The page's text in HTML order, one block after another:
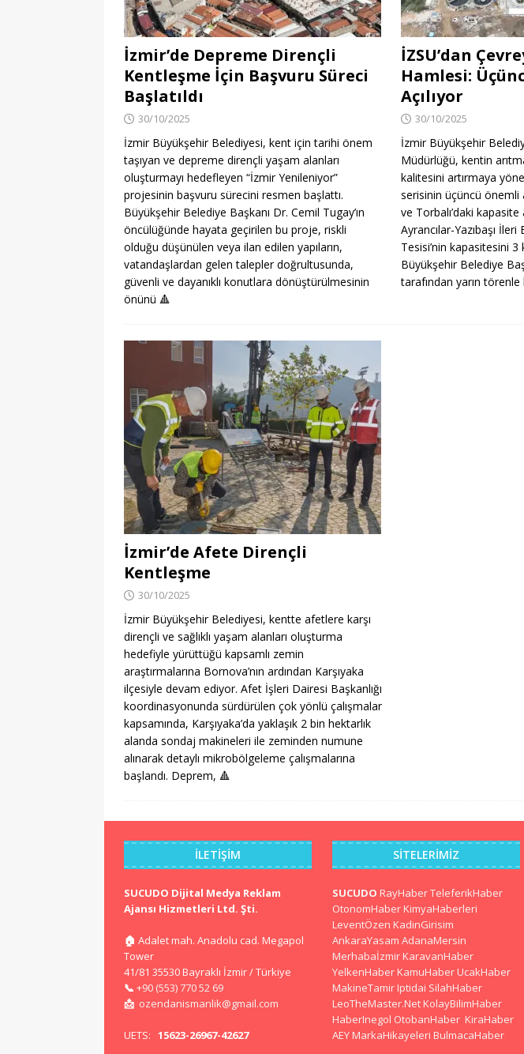
İzmir’de Depreme Dirençli
Kentleşme İçin Başvuru Süreci
Başlatıldı
30/10/2025
İzmir Büyükşehir Belediyesi, kent için tarihi önem
taşıyan ve depreme dirençli yaşam alanları
oluşturmayı hedefleyen “İzmir Yenileniyor”
projesinin başvuru sürecini resmen başlattı.
Büyükşehir Belediye Başkanı Dr. Cemil Tugay’ın
öncülüğünde hayata geçirilen bu proje, riskli
olduğu düşünülen veya ilan edilen yapıların,
vatandaşlardan gelen talepler doğrultusunda,
güvenli ve dayanıklı konutlara dönüştürülmesinin
önünü 🔺
İZSU’dan
Hamlesi:
Açılıyor
30/10/2025
İzmir Büyükşehir
Müdürlüğü, kentin
kalitesini artırmaya
serisinin üçüncü önemli
ve Torbalı’daki kapasite
Ayrancılar-Yazıbaşı
Tesisi’nin kapasitesini
Büyükşehir Belediye
tarafından yarın
İzmir’de Afete Dirençli
Kentleşme
30/10/2025
İzmir Büyükşehir Belediyesi, kentte afetlere karşı
dirençli ve sağlıklı yaşam alanları oluşturma
hedefiyle yürüttüğü kapsamlı zemin
araştırmalarına Bornova’nın ardından Karşıyaka
ilçesiyle devam ediyor. Afet İşleri Dairesi Başkanlığı
koordinasyonunda sürdürülen çok yönlü çalışmalar
kapsamında, Karşıyaka’da yaklaşık 2 bin hektarlık
alanda sondaj makineleri ile zeminden numune
alınarak detaylı mikrobölgeleme çalışmalarına
başlandı. Deprem, 🔺
İLETIŞIM
SUCUDO Dijital Medya Reklam
Ajansı Hizmetleri Ltd. Şti.
🏠 Adalet mah. Anadolu cad. Megapol
Tower
41/81 35530 Bayraklı İzmir / Türkiye
📞 +90 (553) 770 52 69
📩 ozendanismanlik@gmail.com
UETS: 15623-26967-42627
SITELERIMIZ
SUCUDO RayHaberTeleferikHaber
OtonomHaber KimyaHaberleri
LeventÖzen KadinGirisim
AnkaraYasam AdanaMersin
Merhabaİzmir KaravanHaber
YelkenHaber KamuHaber UcakHaber
MakineTamir Iptidai SilahHaber
LeoTheMaster.Net KolayBilimHaber
HaberInegol OtobanHaber KiraHaber
AEY MarkaHikayeleri BulmacaHaber